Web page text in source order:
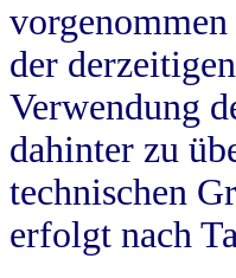
der
Verwendung
dahinter zu
technischen
erfolgt nach